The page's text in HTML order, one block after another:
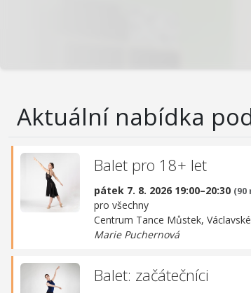
Aktuální nabídka
Balet pro 18+ let
pátek 7. 8. 2026 19:00–20:30 (90
pro všechny
Centrum Tance Můstek,
Marie Puchernová
Balet: začátečníci